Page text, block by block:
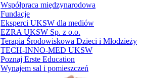
Współpraca międzynarodowa
Fundacje
Eksperci UKSW dla mediów
EZRA UKSW Sp. z o.o.
Terapia Środowiskowa Dzieci i Młodzieży
TECH-INNO-MED UKSW
Poznaj Erste Education
Wynajem sal i pomieszczeń